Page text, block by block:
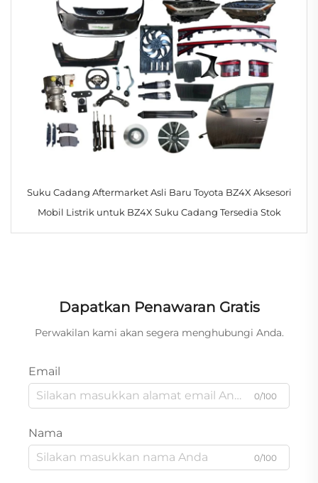
Suku Cadang Aftermarket Asli Baru Toyota BZ4X Aksesori
Mobil Listrik untuk BZ4X Suku Cadang Tersedia Stok
Dapatkan Penawaran Gratis
Perwakilan kami akan segera menghubungi Anda.
Email
0/100
Nama
0/100